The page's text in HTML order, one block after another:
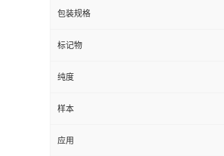
包装规格
标记物
纯度
样本
应用